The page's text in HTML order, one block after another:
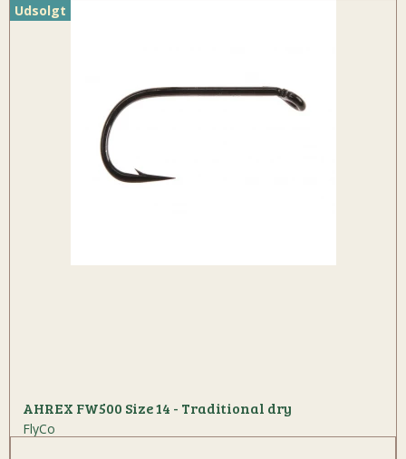
Udsolgt
AHREX FW500 Size 14 - Traditional dry
FlyCo